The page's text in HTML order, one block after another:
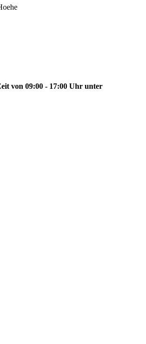
von 09:00 - 17:00 Uhr unter